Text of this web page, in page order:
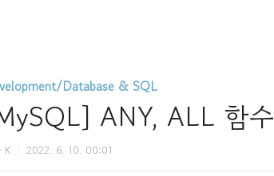
Database & SQL
ANY, ALL 함수
K 2022. 6. 10. 00:01